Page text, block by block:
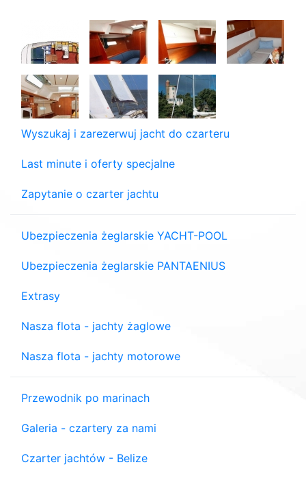
Wyszukaj i zarezerwuj jacht do czarteru
Last minute i oferty specjalne
Zapytanie o czarter jachtu
Ubezpieczenia żeglarskie YACHT-POOL
Ubezpieczenia żeglarskie PANTAENIUS
Extrasy
Nasza flota - jachty żaglowe
Nasza flota - jachty motorowe
Przewodnik po marinach
Galeria - czartery za nami
Czarter jachtów - Belize